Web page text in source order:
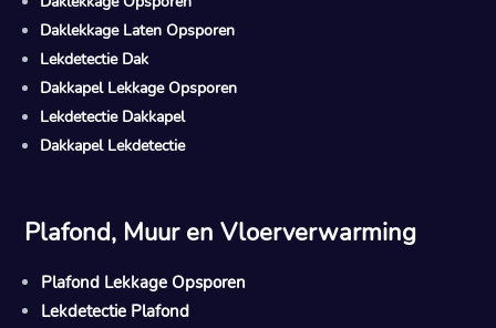
Daklekkage Laten Opsporen
Lekdetectie Dak
Dakkapel Lekkage Opsporen
Lekdetectie Dakkapel
Dakkapel Lekdetectie
Plafond, Muur en Vloerverwarming
Plafond Lekkage Opsporen
Lekdetectie Plafond